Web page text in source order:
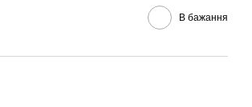
В бажання